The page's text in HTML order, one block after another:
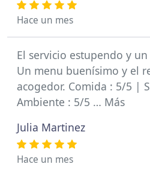
Hace un mes
El servicio estupendo y
Un menu buenísimo y el
acogedor. Comida : 5/5 |
Ambiente : 5/5 … Más
Julia Martinez
Hace un mes